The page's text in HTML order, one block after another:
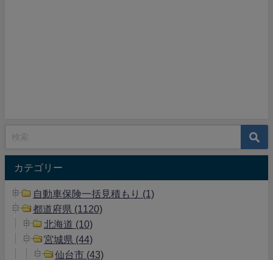
カテゴリー
自動車保険一括見積もり (1)
都道府県 (1120)
北海道 (10)
宮城県 (44)
仙台市 (43)